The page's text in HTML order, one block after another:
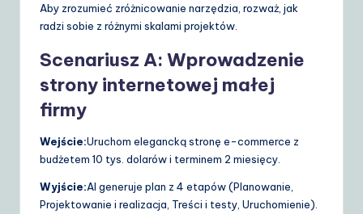
Aby zrozumieć zróżnicowanie narzędzia, rozważ, jak
radzi sobie z różnymi skalami projektów.
Scenariusz A: Wprowadzenie
strony internetowej małej
firmy
Wejście:Uruchom elegancką stronę e-commerce z
budżetem 10 tys. dolarów i terminem 2 miesięcy.
Wyjście:AI generuje plan z 4 etapów (Planowanie,
Projektowanie i realizacja, Treści i testy, Uruchomienie).